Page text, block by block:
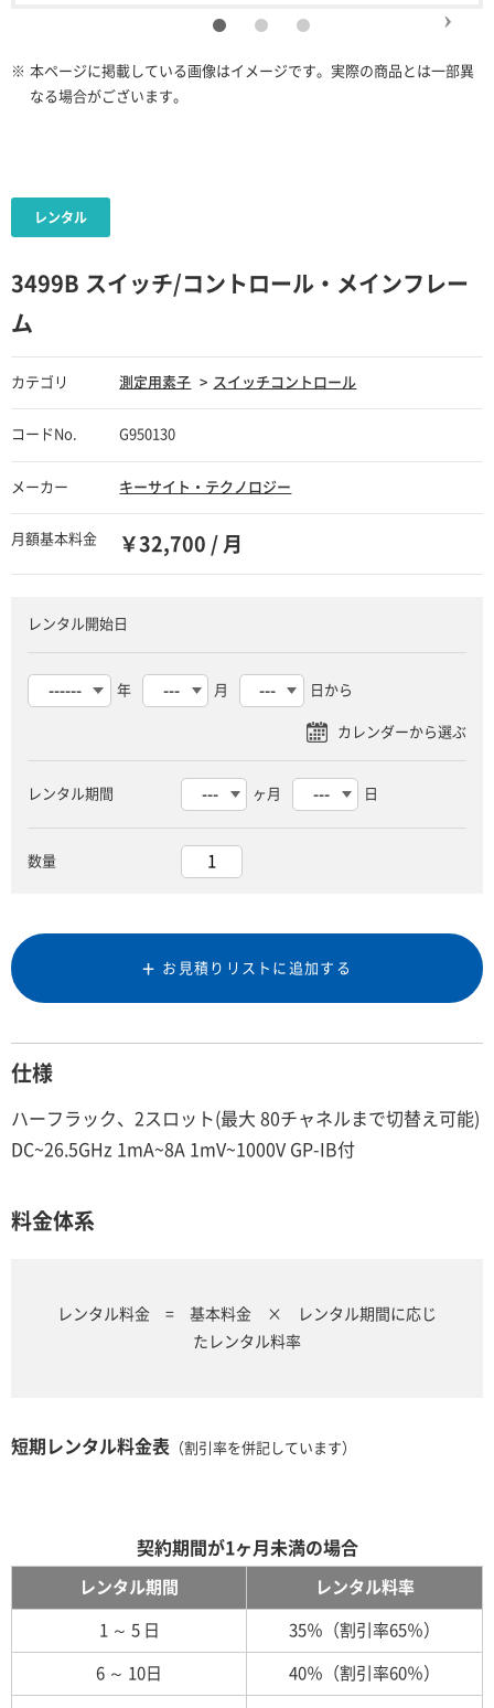
※ 本ページに掲載している画像はイメージです。実際の商品とは一部異
なる場合がございます。
3499B スイッチ/コントロール・メインフレー
ム
カテゴリ 測定用素子 スイッチコントロール
コードNo. G950130
メーカー キーサイト・テクノロジー
月額基本料金 ￥32,700 / 月
レンタル開始日
年 月 日から
レンタル期間 ヶ月 日
数量
お見積りリストに追加する
仕様
ハーフラック、2スロット(最大 80チャネルまで切替え可能)
DC~26.5GHz 1mA~8A 1mV~1000V GP-IB付
料金体系
レンタル料金 = 基本料金 × レンタル期間に応じ
たレンタル料率
短期レンタル料金表 （割引率を併記しています）
契約期間が1ヶ月未満の場合
レンタル期間 レンタル料率
1 ～ 5 日 35％（割引率65％）
6 ～ 10日 40％（割引率60％）